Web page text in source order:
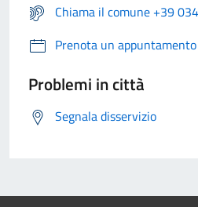
Chiama il comune +39
Prenota un appuntamento
Problemi in città
Segnala disservizio